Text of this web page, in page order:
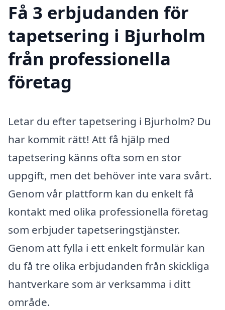
Få 3 erbjudanden för
tapetsering i Bjurholm
från professionella
företag
Letar du efter tapetsering i Bjurholm? Du
har kommit rätt! Att få hjälp med
tapetsering känns ofta som en stor
uppgift, men det behöver inte vara svårt.
Genom vår plattform kan du enkelt få
kontakt med olika professionella företag
som erbjuder tapetseringstjänster.
Genom att fylla i ett enkelt formulär kan
du få tre olika erbjudanden från skickliga
hantverkare som är verksamma i ditt
område.